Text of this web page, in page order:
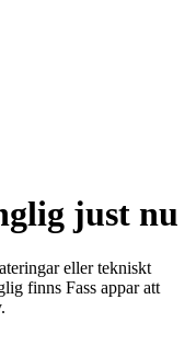
just nu
eller tekniskt
finns Fass appar att